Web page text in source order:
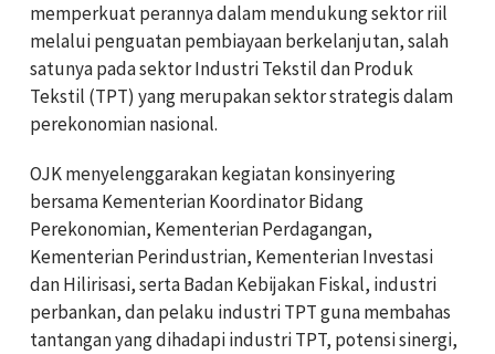
memperkuat perannya dalam mendukung sektor riil
melalui penguatan pembiayaan berkelanjutan, salah
satunya pada sektor Industri Tekstil dan Produk
Tekstil (TPT) yang merupakan sektor strategis dalam
perekonomian nasional.
OJK menyelenggarakan kegiatan konsinyering
bersama Kementerian Koordinator Bidang
Perekonomian, Kementerian Perdagangan,
Kementerian Perindustrian, Kementerian Investasi
dan Hilirisasi, serta Badan Kebijakan Fiskal, industri
perbankan, dan pelaku industri TPT guna membahas
tantangan yang dihadapi industri TPT, potensi sinergi,